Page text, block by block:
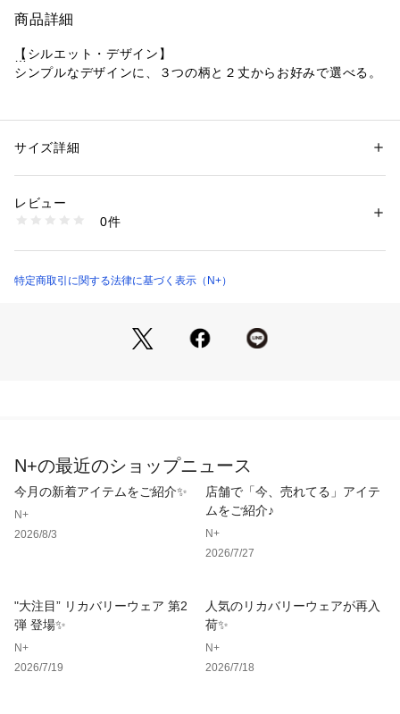
商品詳細
【シルエット・デザイン】
シンプルなデザインに、３つの柄と２丈からお好みで選べる。
ルもおすすめです。リゾートにもぴったり。
性別：レディース
素材：レギュラー丈の詳細はこちらをご確認ください
素材：
レーヨン：100%
商品番号：3970000002277 （モール）
サイズ詳細
レビュー
0件
特定商取引に関する法律に基づく表示（N+）
N+の最近のショップニュース
今月の新着アイテムをご紹介✨
N+
2026/8/3
店舗で「今、売れてる」アイテ
ムをご紹介♪
N+
2026/7/27
"大注目” リカバリーウェア 第2
弾 登場✨
N+
2026/7/19
人気のリカバリーウェアが再入
荷✨
N+
2026/7/18